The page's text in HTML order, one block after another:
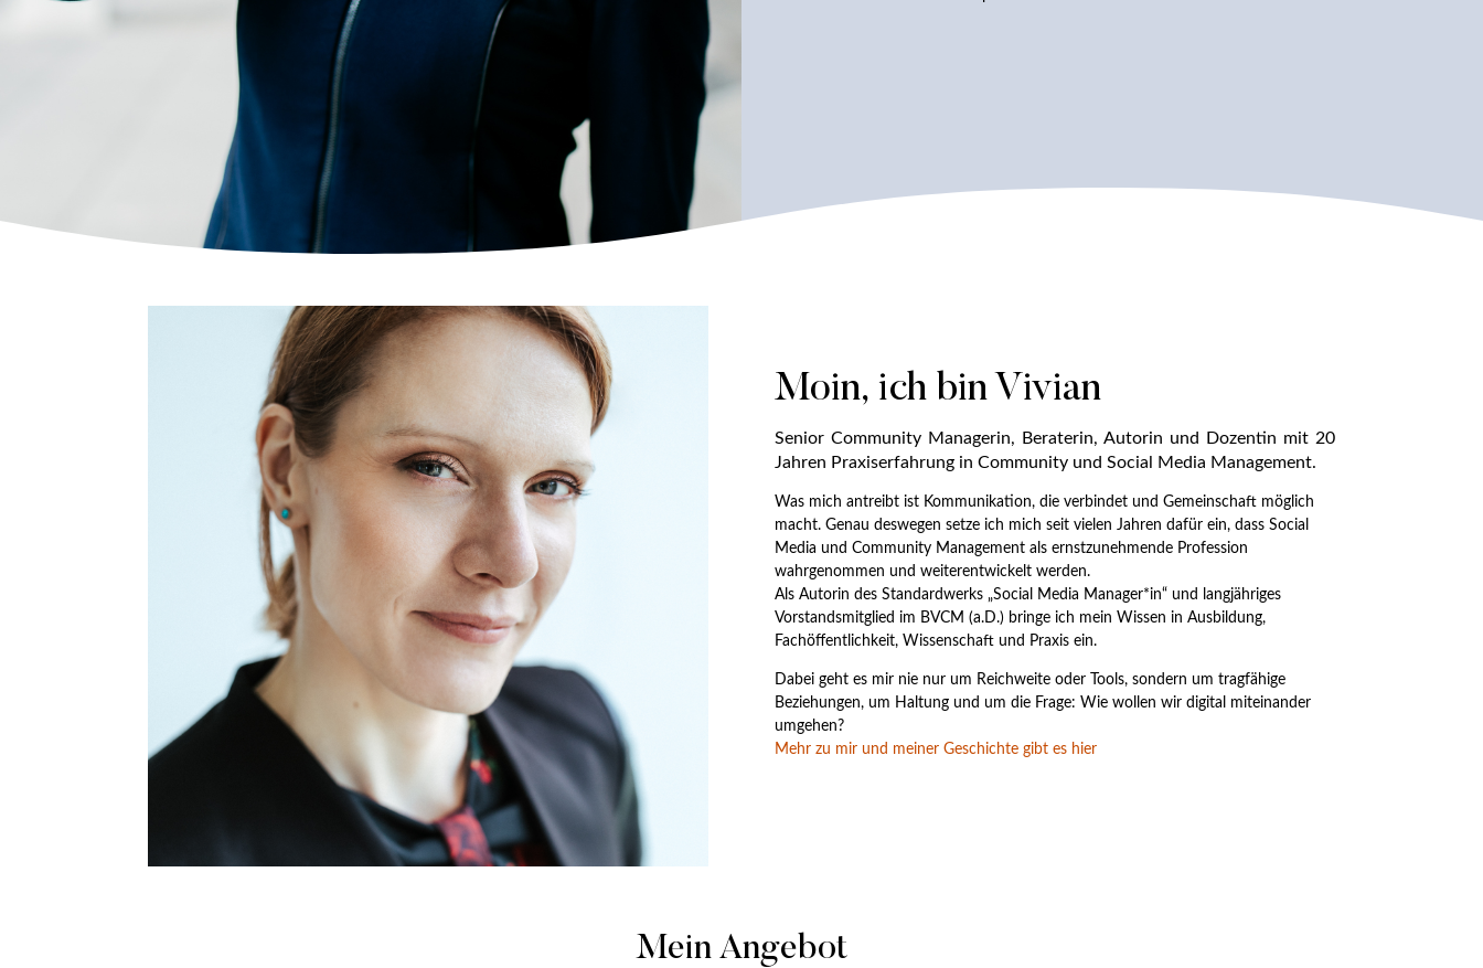
Moin, ich bin Vivian
Senior Community Managerin, Beraterin, Autorin und Dozentin mit 20
Jahren Praxiserfahrung in Community und Social Media Management.
Was mich antreibt ist Kommunikation, die verbindet und Gemeinschaft möglich
macht. Genau deswegen setze ich mich seit vielen Jahren dafür ein, dass Social
Media und Community Management als ernstzunehmende Profession
wahrgenommen und weiterentwickelt werden.
Als Autorin des Standardwerks „Social Media Manager*in“ und langjähriges
Vorstandsmitglied im BVCM (a.D.) bringe ich mein Wissen in Ausbildung,
Fachöffentlichkeit, Wissenschaft und Praxis ein.
Dabei geht es mir nie nur um Reichweite oder Tools, sondern um tragfähige
Beziehungen, um Haltung und um die Frage: Wie wollen wir digital miteinander
umgehen?
Mehr zu mir und meiner Geschichte gibt es hier
Mein Angebot